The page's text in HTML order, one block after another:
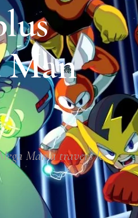
Man
Man à travers le